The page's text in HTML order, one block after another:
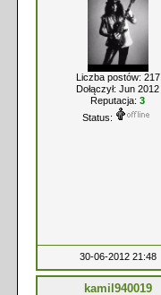
Liczba postów: 217
Dołączył: Jun 2012
Reputacja: 3
Status:
30-06-2012 21:48
kamil940019